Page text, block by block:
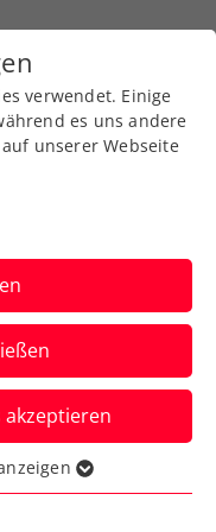
Open:
2024 kehrt
Minicourt-
größer!
verwendet. Einige
es uns andere
unserer Webseite
akzeptieren